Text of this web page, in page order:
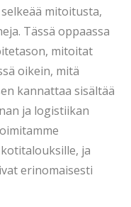
mitoitusta,
Tässä oppaassa
mitoitat
oikein, mitä
kannattaa sisältää
ja logistiikan
ja
erinomaisesti